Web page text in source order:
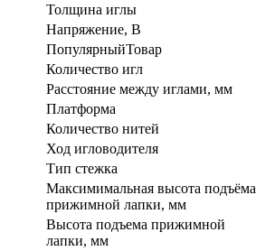
Толщина иглы
Напряжение, В
ПопулярныйТовар
Количество игл
Расстояние между иглами, мм
Платформа
Количество нитей
Ход игловодителя
Тип стежка
Максимимальная высота подъёма
прижимной лапки, мм
Высота подъема прижимной
лапки, мм